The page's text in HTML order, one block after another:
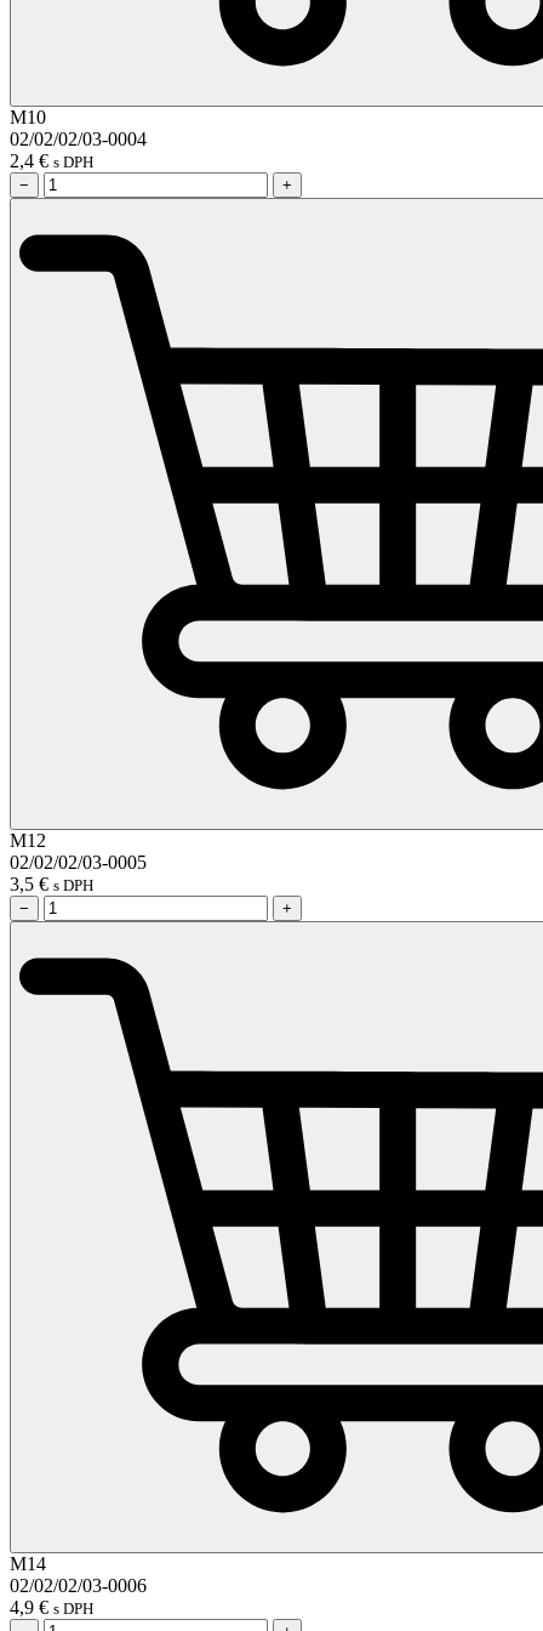
M10
02/02/02/03-0004
2,4 € s DPH
−
+
M12
02/02/02/03-0005
3,5 € s DPH
−
+
M14
02/02/02/03-0006
4,9 € s DPH